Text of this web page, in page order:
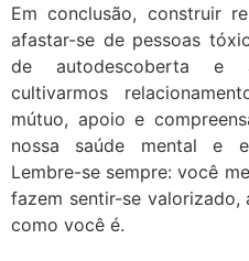
Em conclusão, construir
afastar-se de pessoas
de autodescoberta e
cultivarmos
mútuo, apoio e
nossa saúde mental e
Lembre-se sempre: você
fazem sentir-se
como você é.